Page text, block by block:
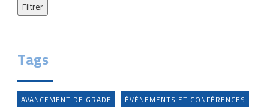
Tags
AVANCEMENT DE GRADE
ÉVÉNEMENTS ET CONFÉRENCES